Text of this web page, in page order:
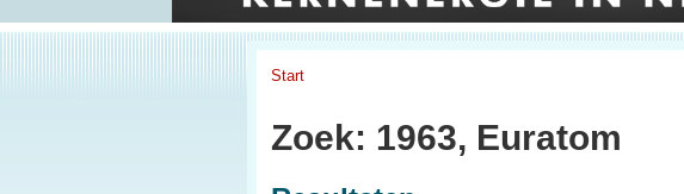
Start
Zoek: 1963, Euratom